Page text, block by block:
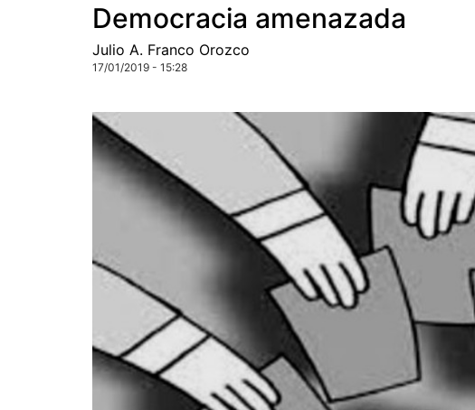
Democracia amenazada
Julio A. Franco Orozco
17/01/2019 - 15:28